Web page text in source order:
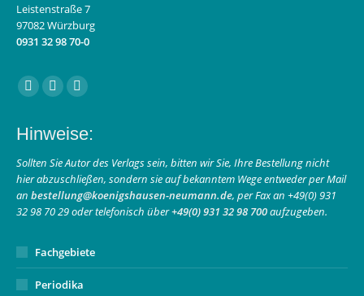
Leistenstraße 7
97082 Würzburg
0931 32 98 70-0
Finden Sie uns auf:
Facebook
opens
in
new
window
Instagram
opens
in
new
window
E-
page
opens
in
new
window
Hinweise:
Sollten Sie Autor des Verlags sein, bitten wir Sie, Ihre Bestellung nicht
hier abzuschließen, sondern sie auf bekanntem Wege entweder per Mail
an bestellung@koenigshausen-neumann.de, per Fax an +49(0) 931
32 98 70 29 oder telefonisch über+49(0) 931 32 98 700aufzugeben.
Fachgebiete
Periodika